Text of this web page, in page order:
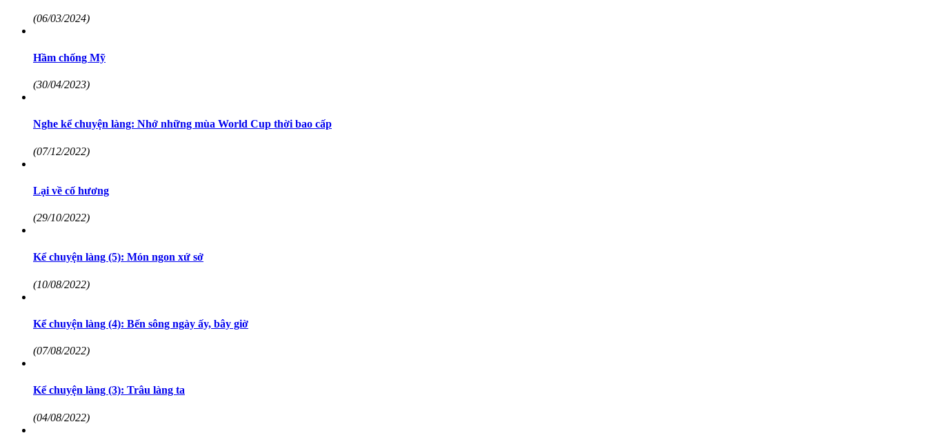
(06/03/2024)
Hầm chống Mỹ
(30/04/2023)
Nghe kể chuyện làng: Nhớ những mùa World Cup thời bao cấp
(07/12/2022)
Lại về cố hương
(29/10/2022)
Kể chuyện làng (5): Món ngon xứ sở
(10/08/2022)
Kể chuyện làng (4): Bến sông ngày ấy, bây giờ
(07/08/2022)
Kể chuyện làng (3): Trâu làng ta
(04/08/2022)